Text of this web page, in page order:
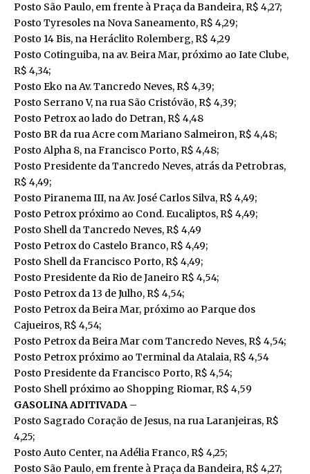
Posto São Paulo, em frente à Praça da Bandeira, R$ 4,27;
Posto Tyresoles na Nova Saneamento, R$ 4,29;
Posto 14 Bis, na Heráclito Rolemberg, R$ 4,29
Posto Cotinguiba, na av. Beira Mar, próximo ao Iate Clube,
R$ 4,34;
Posto Eko na Av. Tancredo Neves, R$ 4,39;
Posto Serrano V, na rua São Cristóvão, R$ 4,39;
Posto Petrox ao lado do Detran, R$ 4,48
Posto BR da rua Acre com Mariano Salmeiron, R$ 4,48;
Posto Alpha 8, na Francisco Porto, R$ 4,48;
Posto Presidente da Tancredo Neves, atrás da Petrobras,
R$ 4,49;
Posto Piranema III, na Av. José Carlos Silva, R$ 4,49;
Posto Petrox próximo ao Cond. Eucaliptos, R$ 4,49;
Posto Shell da Tancredo Neves, R$ 4,49
Posto Petrox do Castelo Branco, R$ 4,49;
Posto Shell da Francisco Porto, R$ 4,49;
Posto Presidente da Rio de Janeiro R$ 4,54;
Posto Petrox da 13 de Julho, R$ 4,54;
Posto Petrox da Beira Mar, próximo ao Parque dos
Cajueiros, R$ 4,54;
Posto Petrox da Beira Mar com Tancredo Neves, R$ 4,54;
Posto Petrox próximo ao Terminal da Atalaia, R$ 4,54
Posto Presidente da Francisco Porto, R$ 4,54;
Posto Shell próximo ao Shopping Riomar, R$ 4,59
GASOLINA ADITIVADA –
Posto Sagrado Coração de Jesus, na rua Laranjeiras, R$
4,25;
Posto Auto Center, na Adélia Franco, R$ 4,25;
Posto São Paulo, em frente à Praça da Bandeira, R$ 4,27;